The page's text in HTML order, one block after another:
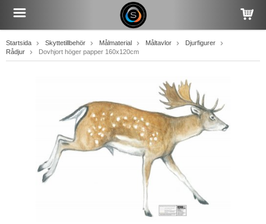
Startsida Skyttetillbehör Målmaterial Måltavlor
Djurfigurer
Rådjur
Dovhjort höger papper 160x120cm